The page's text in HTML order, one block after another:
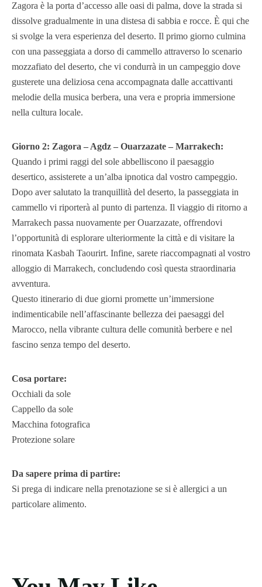
Zagora è la porta d’accesso alle oasi di palma, dove la strada si
dissolve gradualmente in una distesa di sabbia e rocce. È qui che
si svolge la vera esperienza del deserto. Il primo giorno culmina
con una passeggiata a dorso di cammello attraverso lo scenario
mozzafiato del deserto, che vi condurrà in un campeggio dove
gusterete una deliziosa cena accompagnata dalle accattivanti
melodie della musica berbera, una vera e propria immersione
nella cultura locale.
Giorno 2: Zagora – Agdz – Ouarzazate – Marrakech:
Quando i primi raggi del sole abbelliscono il paesaggio
desertico, assisterete a un’alba ipnotica dal vostro campeggio.
Dopo aver salutato la tranquillità del deserto, la passeggiata in
cammello vi riporterà al punto di partenza. Il viaggio di ritorno a
Marrakech passa nuovamente per Ouarzazate, offrendovi
l’opportunità di esplorare ulteriormente la città e di visitare la
rinomata Kasbah Taourirt. Infine, sarete riaccompagnati al vostro
alloggio di Marrakech, concludendo così questa straordinaria
avventura.
Questo itinerario di due giorni promette un’immersione
indimenticabile nell’affascinante bellezza dei paesaggi del
Marocco, nella vibrante cultura delle comunità berbere e nel
fascino senza tempo del deserto.
Cosa portare:
Occhiali da sole
Cappello da sole
Macchina fotografica
Protezione solare
Da sapere prima di partire:
Si prega di indicare nella prenotazione se si è allergici a un
particolare alimento.